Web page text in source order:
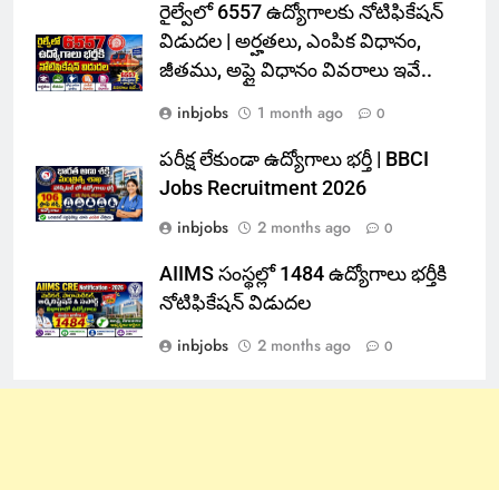
రైల్వేలో 6557 ఉద్యోగాలకు నోటిఫికేషన్
విడుదల | అర్హతలు, ఎంపిక విధానం,
జీతము, అప్లై విధానం వివరాలు ఇవే..
inbjobs
1 month ago 0
పరీక్ష లేకుండా ఉద్యోగాలు భర్తీ | BBCI
Jobs Recruitment 2026
inbjobs
2 months ago 0
AIIMS సంస్థల్లో 1484 ఉద్యోగాలు భర్తీకి
నోటిఫికేషన్ విడుదల
inbjobs
2 months ago 0